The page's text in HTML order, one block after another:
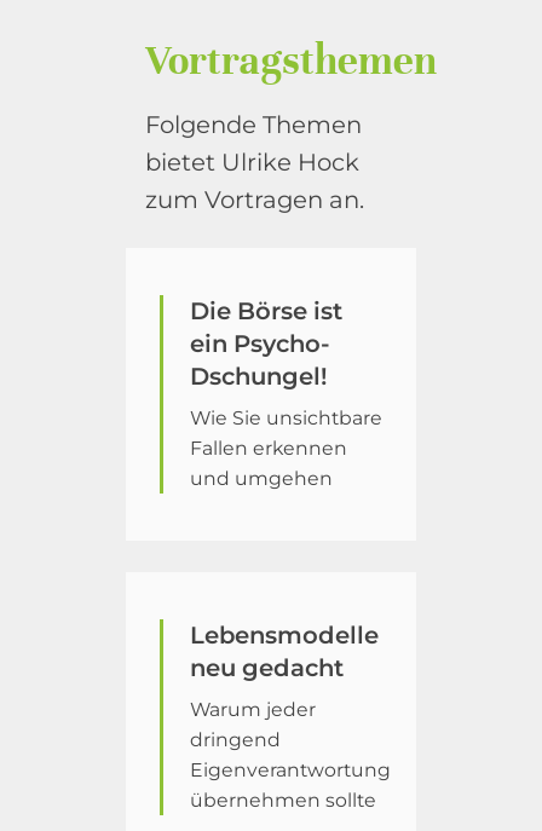
Vortragsthemen
Folgende Themen
bietet Ulrike Hock
zum Vortragen an.
Die Börse ist
ein Psycho-
Dschungel!
Wie Sie unsichtbare
Fallen erkennen
und umgehen
Lebensmodelle
neu gedacht
Warum jeder
dringend
Eigenverantwortung
übernehmen sollte